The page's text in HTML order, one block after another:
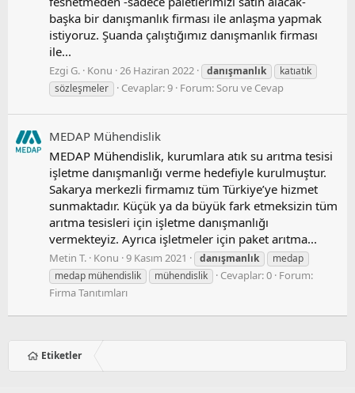
başka bir danışmanlık firması ile anlaşma yapmak
istiyoruz. Şuanda çalıştığımız danışmanlık firması
ile...
Ezgi G. Konu 26 Haziran 2022 danışmanlık
katıatık
sözleşmeler
Cevaplar: 9 Forum:Soru ve Cevap
MEDAP Mühendislik
MEDAP Mühendislik, kurumlara atık su arıtma tesisi
işletme danışmanlığı verme hedefiyle kurulmuştur.
Sakarya merkezli firmamız tüm Türkiye’ye hizmet
sunmaktadır. Küçük ya da büyük fark etmeksizin tüm
arıtma tesisleri için işletme danışmanlığı
vermekteyiz. Ayrıca işletmeler için paket arıtma...
Metin T. Konu 9 Kasım 2021 danışmanlık
medap
medap mühendislik
mühendislik Cevaplar: 0 Forum:
Firma Tanıtımları
Etiketler